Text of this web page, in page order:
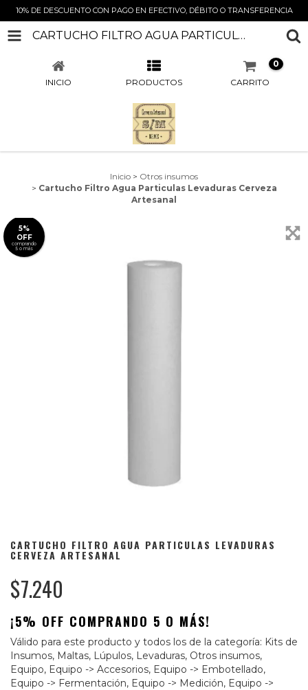
10% DE DESCUENTO CON PAGO EN EFECTIVO, DÉBITO O TRANSFERENCIA
CARTUCHO FILTRO AGUA PARTICULAS LEVADURAS CERVEZA ARTESANAL
INICIO PRODUCTOS CARRITO
0
Inicio > Otros insumos
> Cartucho Filtro Agua Particulas Levaduras Cerveza
Artesanal
5%
OFF
comprando
5 o más
CARTUCHO FILTRO AGUA PARTICULAS LEVADURAS
CERVEZA ARTESANAL
$7.240
¡5% OFF COMPRANDO 5 O MÁS!
Válido para este producto y todos los de la categoría: Kits de
Insumos, Maltas, Lúpulos, Levaduras, Otros insumos,
Equipo, Equipo -> Accesorios, Equipo -> Embotellado,
Equipo -> Fermentación, Equipo -> Medición, Equipo ->